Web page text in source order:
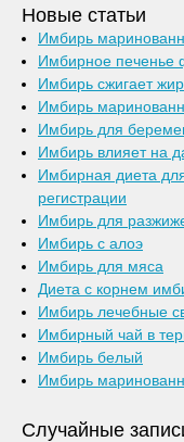
Новые статьи
Имбирь
Имбирное печенье
Имбирь сжигает
Имбирь
Имбирь для
Имбирь влияет на
Имбирная диета
регистрации
Имбирь для
Имбирь с алоэ
Имбирь для мяса
Диета с корнем
Имбирь лечебные
Имбирный чай в
Имбирь белый
Имбирь
Случайные